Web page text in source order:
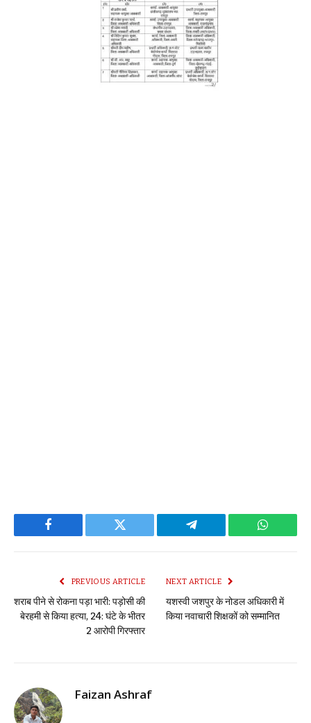
Facebook Twitter Telegram
PREVIOUS ARTICLE
शराब पीने से रोकना पड़ा भारी: पड़ोसी की
बेरहमी से किया हत्या, 24: घंटे के भीतर
2 आरोपी गिरफ्तार
NEXT ARTICLE
यशस्वी जशपुर के नोडल अधिकारी में
किया नवाचारी शिक्षकों को सम्मानित
Faizan Ashraf